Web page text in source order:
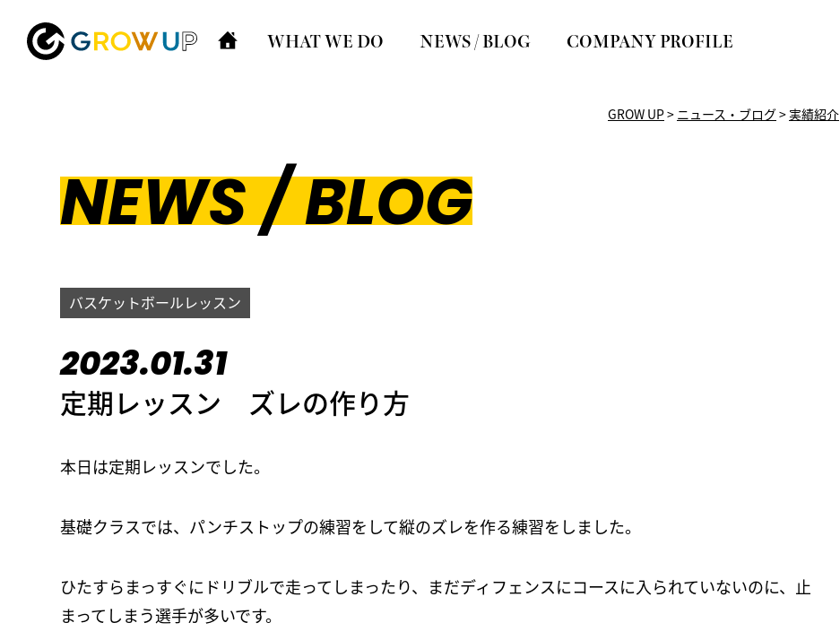
WHAT WE DO NEWS / BLOG COMPANY PROFILE
GROW UP> ニュース・ブログ> 実績紹介
NEWS / BLOG
バスケットボールレッスン
2023.01.31
定期レッスン ズレの作り方
本日は定期レッスンでした。
基礎クラスでは、パンチストップの練習をして縦のズレを作る練習をしました。
ひたすらまっすぐにドリブルで走ってしまったり、まだディフェンスにコースに入られていないのに、止
まってしまう選手が多いです。